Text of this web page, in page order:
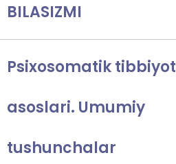
BILASIZMI
Psixosomatik tibbiyot
asoslari. Umumiy
tushunchalar